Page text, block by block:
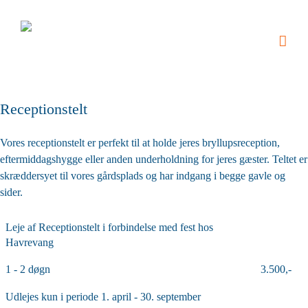
Receptionstelt
Vores receptionstelt er perfekt til at holde jeres bryllupsreception,
eftermiddagshygge eller anden underholdning for jeres gæster. Teltet er
skræddersyet til vores gårdsplads og har indgang i begge gavle og
sider.
Leje af Receptionstelt i forbindelse med fest hos
Havrevang
1 - 2 døgn 3.500,-
Udlejes kun i periode 1. april - 30. september